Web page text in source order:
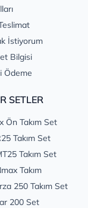
İstiyorum
Bilgisi
Ödeme
SETLER
Ön Takım Set
Takım Set
Takım Set
Takım
250 Takım Set
200 Set